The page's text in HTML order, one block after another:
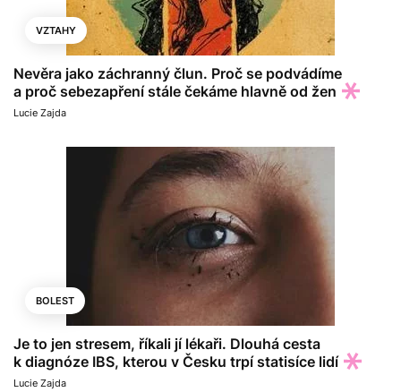
VZTAHY
Nevěra jako záchranný člun. Proč se podvádíme
a proč sebezapření stále čekáme hlavně od žen
Lucie Zajda
BOLEST
Je to jen stresem, říkali jí lékaři. Dlouhá cesta
k diagnóze IBS, kterou v Česku trpí statisíce lidí
Lucie Zajda